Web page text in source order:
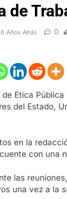
de
6 Años Atrás 0
Etica
del Estado,
en la
con una
las
una vez a la